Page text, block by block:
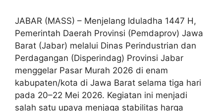
JABAR (MASS) – Menjelang Iduladha 1447 H,
Pemerintah Daerah Provinsi (Pemdaprov) Jawa
Barat (Jabar) melalui Dinas Perindustrian dan
Perdagangan (Disperindag) Provinsi Jabar
menggelar Pasar Murah 2026 di enam
kabupaten/kota di Jawa Barat selama tiga hari
pada 20–22 Mei 2026. Kegiatan ini menjadi
salah satu upaya menjaga stabilitas harga